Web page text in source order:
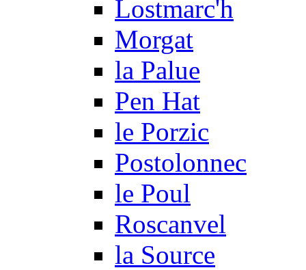
Lostmarc'h
Morgat
la Palue
Pen Hat
le Porzic
Postolonnec
le Poul
Roscanvel
la Source